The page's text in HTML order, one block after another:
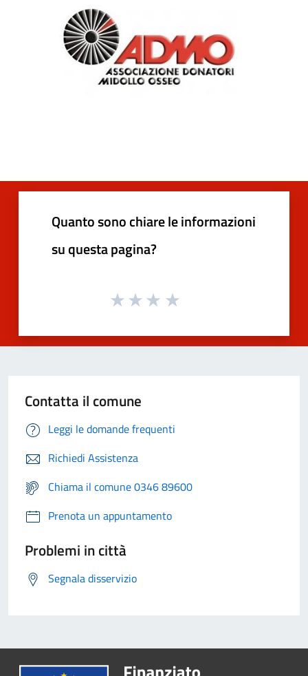
Quanto sono chiare le informazioni
su questa pagina?
Contatta il comune
Leggi le domande frequenti
Richiedi Assistenza
Chiama il comune 0346 89600
Prenota un appuntamento
Problemi in città
Segnala disservizio